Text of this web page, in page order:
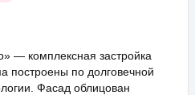
— комплексная застройка
построены по долговечной
Фасад облицован